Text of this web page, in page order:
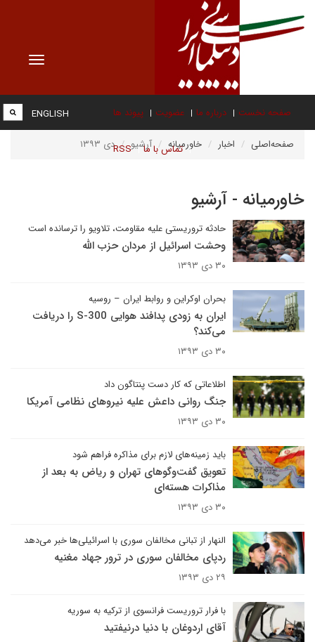
Toggle
صفحه نخست درباره ما عضویت پیوند ها
تماس با ما RSS
ENGLISH
صفحه‌اصلی اخبار خاورمیانه آرشیو دی ۱۳۹۳
خاورمیانه - آرشیو
حادثه تروریستی علیه مقاومت، تلاویو را ترسانده است
وحشت اسرائیل از مردان حزب الله
۳۰ دی ۱۳۹۳
بحران اوکراین و روابط ایران – روسیه
ایران به زودی پدافند هوایی S-300 را دریافت
می‌کند؟
۳۰ دی ۱۳۹۳
اطلاعاتی که کار دست پنتاگون داد
جنگ روانی داعش علیه نیروهای نظامی آمریکا
۳۰ دی ۱۳۹۳
باید زمینه‌های لازم برای مذاکره فراهم شود
تعویق گفت‌وگوهای تهران و ریاض به بعد از
مذاکرات هسته‌ای
۳۰ دی ۱۳۹۳
النهار از تبانی مخالفان سوری با اسرائیلی‌ها خبر می‌دهد
ردپای مخالفان سوری در ترور جهاد مغنیه
۲۹ دی ۱۳۹۳
با فرار تروریست فرانسوی از ترکیه به سوریه
آقای اردوغان با دنیا درنیفتید